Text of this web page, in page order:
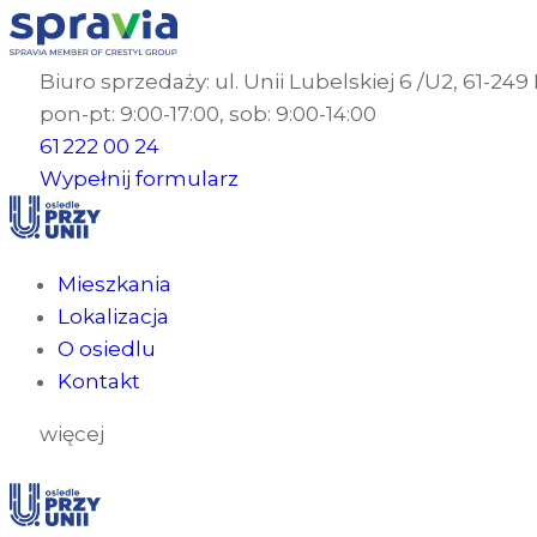
Biuro sprzedaży: ul. Unii Lubelskiej 6 /U2, 61-249
pon-pt: 9:00-17:00, sob: 9:00-14:00
61 222 00 24
Wypełnij formularz
Mieszkania
Lokalizacja
O osiedlu
Kontakt
więcej